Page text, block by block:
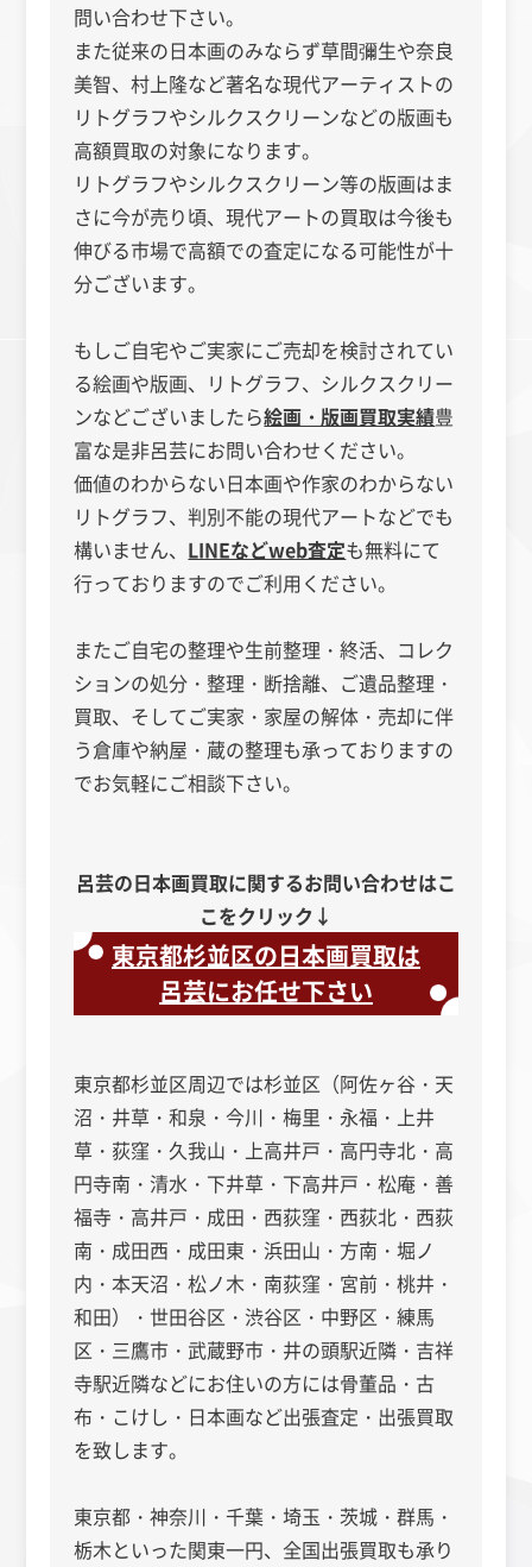
問い合わせ下さい。
また従来の日本画のみならず草間彌生や奈良
美智、村上隆など著名な現代アーティストの
リトグラフやシルクスクリーンなどの版画も
高額買取の対象になります。
リトグラフやシルクスクリーン等の版画はま
さに今が売り頃、現代アートの買取は今後も
伸びる市場で高額での査定になる可能性が十
分ございます。
もしご自宅やご実家にご売却を検討されてい
る絵画や版画、リトグラフ、シルクスクリー
ンなどございましたら絵画・版画買取実績豊
富な是非呂芸にお問い合わせください。
価値のわからない日本画や作家のわからない
リトグラフ、判別不能の現代アートなどでも
構いません、 LINEなどweb査定も無料にて
行っておりますのでご利用ください。
またご自宅の整理や生前整理・終活、コレク
ションの処分・整理・断捨離、ご遺品整理・
買取、そしてご実家・家屋の解体・売却に伴
う倉庫や納屋・蔵の整理も承っておりますの
でお気軽にご相談下さい。
呂芸の日本画買取に関するお問い合わせはこ
こをクリック↓
東京都杉並区の日本画買取は
呂芸にお任せ下さい
東京都杉並区周辺では杉並区（阿佐ヶ谷・天
沼・井草・和泉・今川・梅里・永福・上井
草・荻窪・久我山・上高井戸・高円寺北・高
円寺南・清水・下井草・下高井戸・松庵・善
福寺・高井戸・成田・西荻窪・西荻北・西荻
南・成田西・成田東・浜田山・方南・堀ノ
内・本天沼・松ノ木・南荻窪・宮前・桃井・
和田）・世田谷区・渋谷区・中野区・練馬
区・三鷹市・武蔵野市・井の頭駅近隣・吉祥
寺駅近隣などにお住いの方には骨董品・古
布・こけし・日本画など出張査定・出張買取
を致します。
東京都・神奈川・千葉・埼玉・茨城・群馬・
栃木といった関東一円、全国出張買取も承り